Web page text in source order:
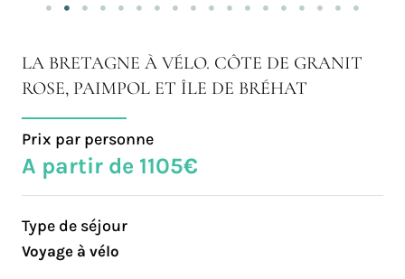
LA BRETAGNE À VÉLO. CÔTE DE GRANIT
ROSE, PAIMPOL ET ÎLE DE BRÉHAT
Prix par personne
A partir de 1105€
Type de séjour
Voyage à vélo